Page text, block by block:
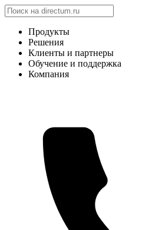
Продукты
Решения
Клиенты и партнеры
Обучение и поддержка
Компания